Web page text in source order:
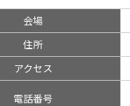
会場
住所
アクセス
電話番号